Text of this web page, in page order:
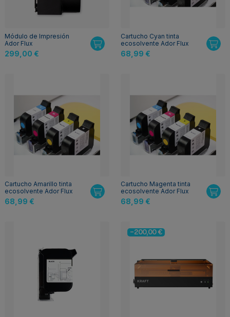
Módulo de Impresión
Ador Flux
299,00 €
Cartucho Cyan tinta
ecosolvente Ador Flux
68,99 €
Cartucho Amarillo tinta
ecosolvente Ador Flux
68,99 €
Cartucho Magenta tinta
ecosolvente Ador Flux
68,99 €
-200,00 €